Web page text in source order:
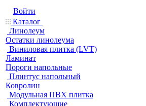
Войти
Каталог
Линолеум
Остатки линолеума
Виниловая плитка (LVT)
Ламинат
Пороги напольные
Плинтус напольный
Ковролин
Модульная ПВХ плитка
Комплектующие